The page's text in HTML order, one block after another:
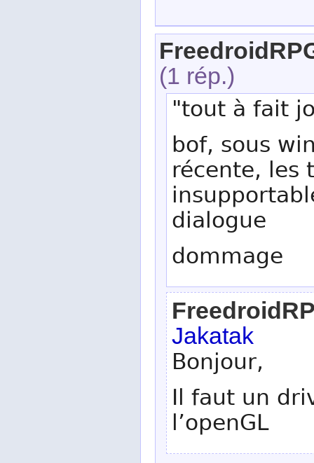
(1 rép.)
"tout à fait
bof, sous
récente, les
dialogue
dommage
Jakatak
Bonjour,
Il faut un
l’openGL